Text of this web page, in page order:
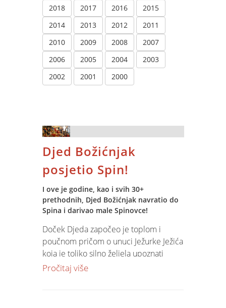
2018
2017 2016
2015
2014
2013 2012
2011
2010
2009 2008
2007
2006
2005 2004
2003
2002
2001 2000
Djed Božićnjak
posjetio Spin!
I ove je godine, kao i svih 30+
prethodnih, Djed Božićnjak navratio do
Spina i darivao male Spinovce!
Doček Djeda započeo je toplom i
poučnom pričom o unuci Ježurke Ježića
koja je toliko silno željela upoznati
Djeda Božićnjaka da je zbog susreta s
Pročitaj više